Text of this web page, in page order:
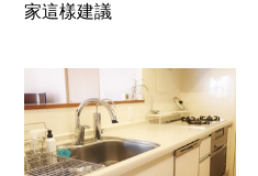
家這樣建議